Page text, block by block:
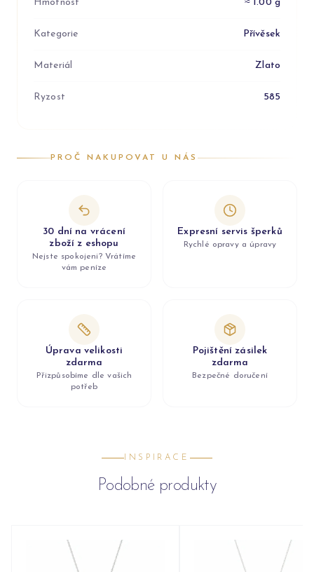
Hmotnost ≈ 1.00 g
Kategorie Přívěsek
Materiál Zlato
Ryzost 585
PROČ NAKUPOVAT U NÁS
30 dní na vrácení
zboží z eshopu
Nejste spokojeni? Vrátíme
vám peníze
Expresní servis šperků
Rychlé opravy a úpravy
Úprava velikosti
zdarma
Přizpůsobíme dle vašich
potřeb
Pojištění zásilek
zdarma
Bezpečné doručení
INSPIRACE
Podobné produkty